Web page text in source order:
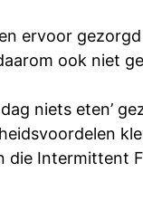
ervoor
ook niet
niets eten’
Intermittent